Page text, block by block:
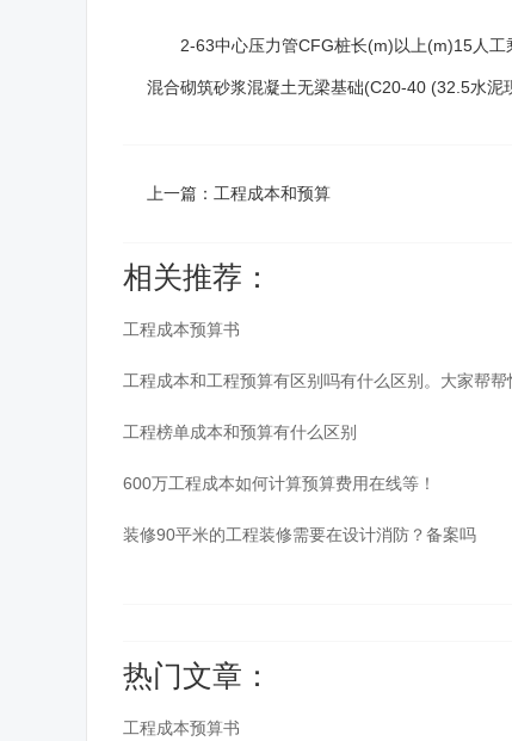
2-63中心压力管CFG桩长(m)以上(m)15人工
混合砌筑砂浆混凝土无梁基础(C20-40 (32.5水泥
上一篇： 工程成本和预算
相关推荐：
工程成本预算书
工程成本和工程预算有区别吗有什么区别。大家帮帮
工程榜单成本和预算有什么区别
600万工程成本如何计算预算费用在线等！
装修90平米的工程装修需要在设计消防？备案吗
热门文章：
工程成本预算书